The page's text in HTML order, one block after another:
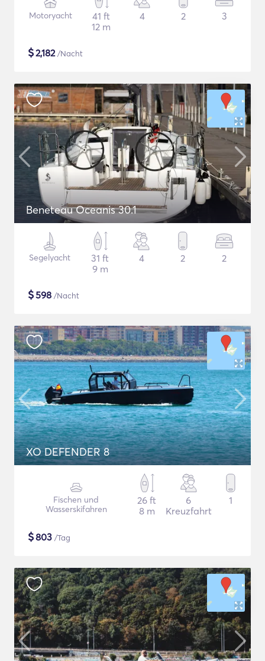
Motoryacht
41 ft
12 m
4 2 3
$2,182/Nacht
Beneteau Oceanis 30.1
Segelyacht
31 ft
9 m
4 2 2
$598 /Nacht
XO DEFENDER 8
Fischen und
Wasserskifahren
26 ft
8 m
6
Kreuzfahrt
1
$803 /Tag